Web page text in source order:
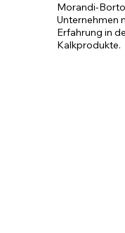
Morandi-
Unternehmen
Erfahrung in
Kalkprodukte.